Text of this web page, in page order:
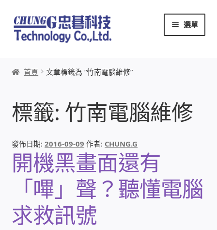
跳
至
導
列
跳
至
主
內
選單
本站文章導覽
創辦人:林慶忠
頭份獅子會
竹南百齡扶輪社
首頁 文章標籤為 “竹南電腦維修”
標籤: 竹南電腦維修
發佈日期:2016-09-09 作者: CHUNG.G
開機黑畫面還有
「嗶」聲？聽懂電腦
求救訊號